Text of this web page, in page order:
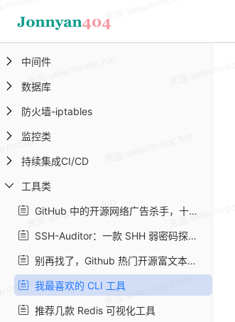
Python
中间件
数据库
防火墙-iptables
监控类
持续集成CI/CD
工具类
GitHub 中的开源网络广告杀手，十分钟快速提升网络性能
SSH-Auditor：一款 SHH 弱密码探测工具
别再找了，Github 热门开源富文本编辑器，最实用的都在这里了 - srcmini
我最喜欢的 CLI 工具
推荐几款 Redis 可视化工具